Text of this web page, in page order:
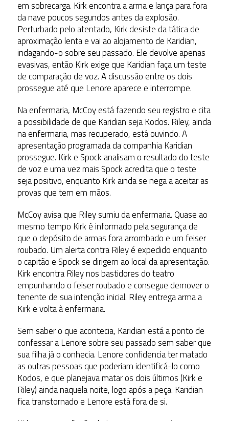
em sobrecarga. Kirk encontra a arma e lança para fora
da nave poucos segundos antes da explosão.
Perturbado pelo atentado, Kirk desiste da tática de
aproximação lenta e vai ao alojamento de Karidian,
indagando-o sobre seu passado. Ele devolve apenas
evasivas, então Kirk exige que Karidian faça um teste
de comparação de voz. A discussão entre os dois
prossegue até que Lenore aparece e interrompe.
Na enfermaria, McCoy está fazendo seu registro e cita
a possibilidade de que Karidian seja Kodos. Riley, ainda
na enfermaria, mas recuperado, está ouvindo. A
apresentação programada da companhia Karidian
prossegue. Kirk e Spock analisam o resultado do teste
de voz e uma vez mais Spock acredita que o teste
seja positivo, enquanto Kirk ainda se nega a aceitar as
provas que tem em mãos.
McCoy avisa que Riley sumiu da enfermaria. Quase ao
mesmo tempo Kirk é informado pela segurança de
que o depósito de armas fora arrombado e um feiser
roubado. Um alerta contra Riley é expedido enquanto
o capitão e Spock se dirigem ao local da apresentação.
Kirk encontra Riley nos bastidores do teatro
empunhando o feiser roubado e consegue demover o
tenente de sua intenção inicial. Riley entrega arma a
Kirk e volta à enfermaria.
Sem saber o que acontecia, Karidian está a ponto de
confessar a Lenore sobre seu passado sem saber que
sua filha já o conhecia. Lenore confidencia ter matado
as outras pessoas que poderiam identificá-lo como
Kodos, e que planejava matar os dois últimos (Kirk e
Riley) ainda naquela noite, logo após a peça. Karidian
fica transtornado e Lenore está fora de si.